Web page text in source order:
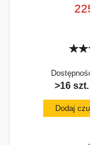
>16 szt.
Dodaj